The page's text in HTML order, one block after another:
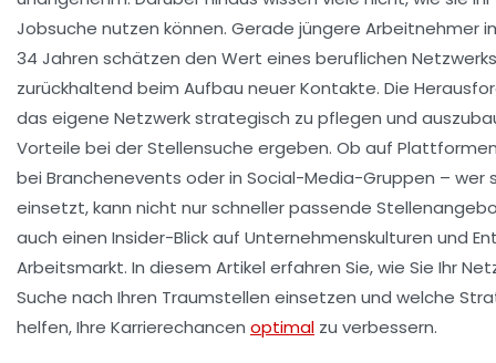
Jobsuche nutzen können. Gerade jüngere Arbeitnehmer
34 Jahren schätzen den Wert eines beruflichen
zurückhaltend beim Aufbau neuer Kontakte. Die
das eigene Netzwerk strategisch zu pflegen und
Vorteile bei der Stellensuche ergeben. Ob auf
bei Branchenevents oder in Social-Media-Gruppen – wer
einsetzt, kann nicht nur schneller passende
auch einen Insider-Blick auf Unternehmenskulturen und
Arbeitsmarkt. In diesem Artikel erfahren Sie, wie Sie Ihr
Suche nach Ihren Traumstellen einsetzen und welche
helfen, Ihre Karrierechancen optimal zu verbessern.